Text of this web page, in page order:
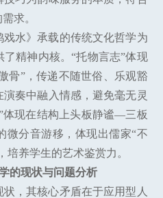
求。
水》承载的传统文化哲学为
精神内核。“托物言志”体现
骨”，传递不随世俗、乐观豁
奏中融入情感，避免毫无灵
体现在结构上头板静谧—三板
微分音游移，体现出儒家“不
培养学生的艺术鉴赏力。
的现状与问题分析
，其核心矛盾在于应用型人